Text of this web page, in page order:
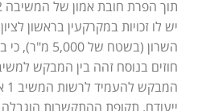
יש לו זכויות במקרקעין בראשון